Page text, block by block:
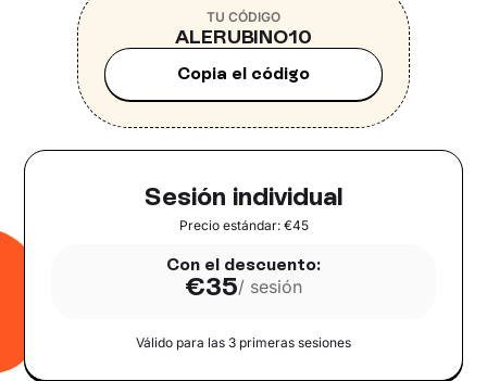
TU CÓDIGO
ALERUBINO10
Copia el código
Sesión individual
Precio estándar: €45
Con el descuento:
€35/ sesión
Válido para las 3 primeras sesiones